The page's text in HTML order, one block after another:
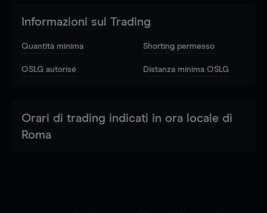
Informazioni sul Trading
Quantità minima Shorting permesso
OSLG autorisé Distanza minima OSLG
Orari di trading indicati in ora locale di
Roma